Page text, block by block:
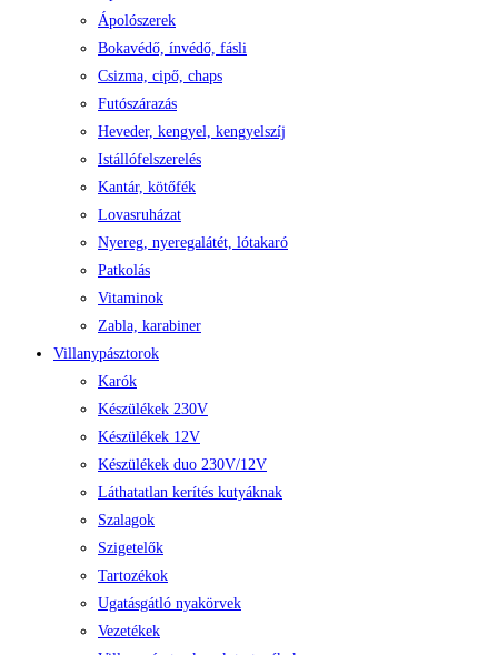
Ápolószerek
Bokavédő, ínvédő, fásli
Csizma, cipő, chaps
Futószárazás
Heveder, kengyel, kengyelszíj
Istállófelszerelés
Kantár, kötőfék
Lovasruházat
Nyereg, nyeregalátét, lótakaró
Patkolás
Vitaminok
Zabla, karabiner
Villanypásztorok
Karók
Készülékek 230V
Készülékek 12V
Készülékek duo 230V/12V
Láthatatlan kerítés kutyáknak
Szalagok
Szigetelők
Tartozékok
Ugatásgátló nyakörvek
Vezetékek